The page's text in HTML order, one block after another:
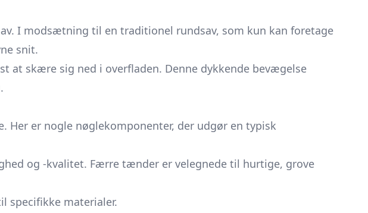
I modsætning til en traditionel rundsav, som kun kan foretage
snit.
at skære sig ned i overfladen. Denne dykkende bevægelse
Her er nogle nøglekomponenter, der udgør en typisk
og -kvalitet. Færre tænder er velegnede til hurtige, grove
specifikke materialer.